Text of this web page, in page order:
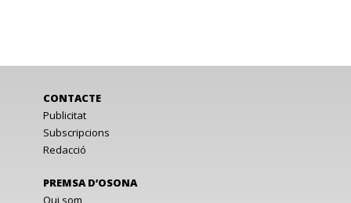
CONTACTE
Publicitat
Subscripcions
Redacció
PREMSA D’OSONA
Qui som